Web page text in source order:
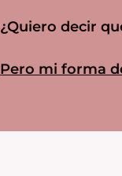
¿Quiero decir
Pero mi forma